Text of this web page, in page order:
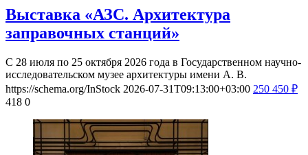
Выставка «АЗС. Архитектура
заправочных станций»
С 28 июля по 25 октября 2026 года в Государственном научно-
исследовательском музее архитектуры имени А. В.
https://schema.org/InStock 2026-07-31T09:13:00+03:00 250 450 ₽
418 0